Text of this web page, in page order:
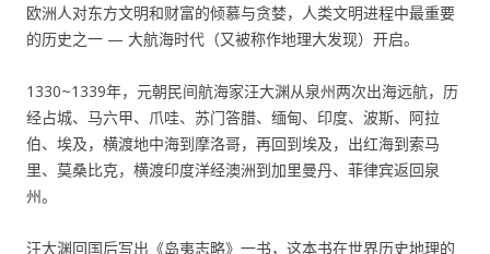
欧洲人对东方文明和财富的倾慕与贪婪，人类文明进程中最重要
的历史之一 — 大航海时代（又被称作地理大发现）开启。
1330~1339年，元朝民间航海家汪大渊从泉州两次出海远航，历
经占城、马六甲、爪哇、苏门答腊、缅甸、印度、波斯、阿拉
伯、埃及，横渡地中海到摩洛哥，再回到埃及，出红海到索马
里、莫桑比克，横渡印度洋经澳洲到加里曼丹、菲律宾返回泉
州。
汪大渊回国后写出《岛夷志略》一书，这本书在世界历史地理的